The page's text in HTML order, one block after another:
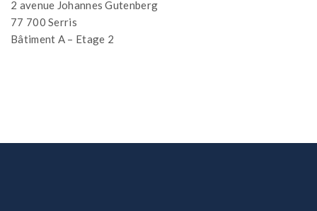
2 avenue Johannes Gutenberg
77 700 Serris
Bâtiment A – Etage 2